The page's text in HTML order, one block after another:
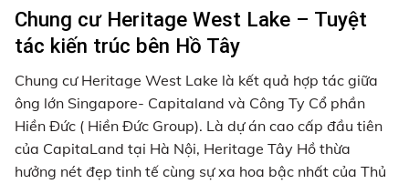
Chung cư Heritage West Lake – Tuyệt
tác kiến trúc bên Hồ Tây
Chung cư Heritage West Lake là kết quả hợp tác giữa
ông lớn Singapore- Capitaland và Công Ty Cổ phần
Hiền Đức ( Hiền Đức Group). Là dự án cao cấp đầu tiên
của CapitaLand tại Hà Nội, Heritage Tây Hồ thừa
hưởng nét đẹp tinh tế cùng sự xa hoa bậc nhất của Thủ